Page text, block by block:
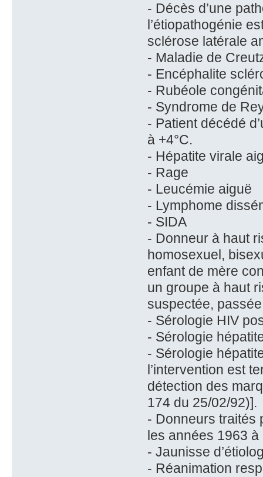
- Décès d’une
l’étiopathogénie
sclérose latérale
- Maladie de
- Encéphalite
- Rubéole
- Syndrome de
- Patient décédé
à +4°C.
- Hépatite virale
- Rage
- Leucémie aiguë
- Lymphome
- SIDA
- Donneur à haut
homosexuel,
enfant de mère
un groupe à haut
suspectée,
- Sérologie HIV
- Sérologie
- Sérologie
l’intervention est
détection des
174 du 25/02/92)].
- Donneurs traités
les années 1963 à
- Jaunisse
- Réanimation